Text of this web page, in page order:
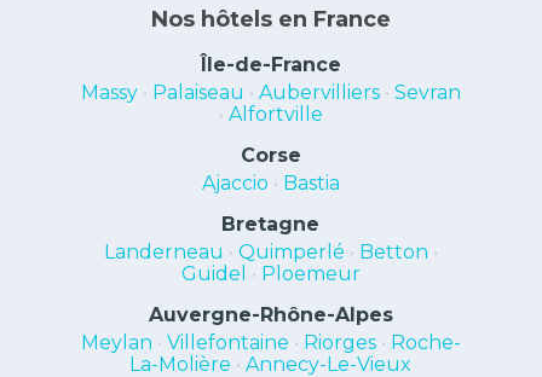
Nos hôtels en France
Île-de-France
Massy• Palaiseau • Aubervilliers• Sevran
• Alfortville
Corse
Ajaccio • Bastia
Bretagne
Landerneau • Quimperlé • Betton •
Guidel • Ploemeur
Auvergne-Rhône-Alpes
Meylan • Villefontaine • Riorges• Roche-
La-Molière •Annecy-Le-Vieux